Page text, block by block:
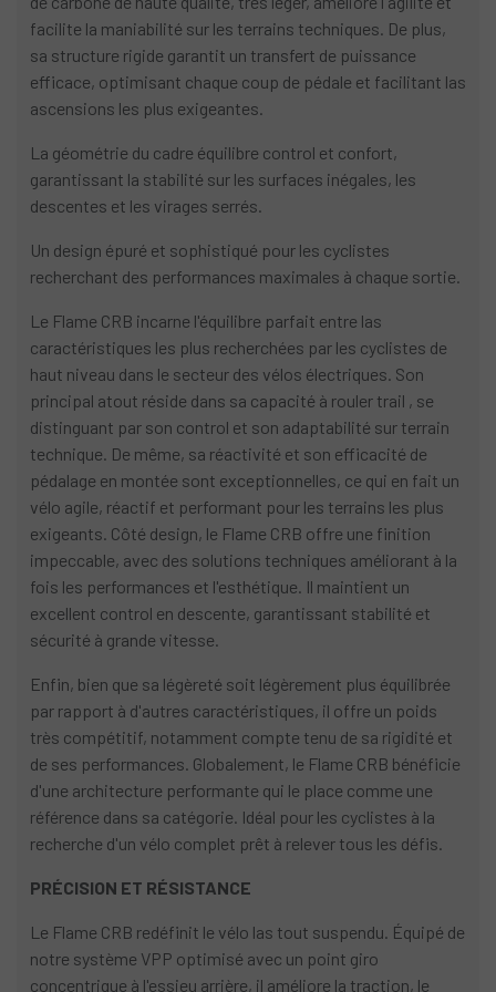
facilite la maniabilité sur les terrains techniques. De plus,
sa structure rigide garantit un transfert de puissance
efficace, optimisant chaque coup de pédale et facilitant las
ascensions les plus exigeantes.
La géométrie du cadre équilibre control et confort,
garantissant la stabilité sur les surfaces inégales, les
descentes et les virages serrés.
Un design épuré et sophistiqué pour les cyclistes
recherchant des performances maximales à chaque sortie.
Le Flame CRB incarne l'équilibre parfait entre las
caractéristiques les plus recherchées par les cyclistes de
haut niveau dans le secteur des vélos électriques. Son
principal atout réside dans sa capacité à rouler trail , se
distinguant par son control et son adaptabilité sur terrain
technique. De même, sa réactivité et son efficacité de
pédalage en montée sont exceptionnelles, ce qui en fait un
vélo agile, réactif et performant pour les terrains les plus
exigeants. Côté design, le Flame CRB offre une finition
impeccable, avec des solutions techniques améliorant à la
fois les performances et l'esthétique. Il maintient un
excellent control en descente, garantissant stabilité et
sécurité à grande vitesse.
Enfin, bien que sa légèreté soit légèrement plus équilibrée
par rapport à d'autres caractéristiques, il offre un poids
très compétitif, notamment compte tenu de sa rigidité et
de ses performances. Globalement, le Flame CRB bénéficie
d'une architecture performante qui le place comme une
référence dans sa catégorie. Idéal pour les cyclistes à la
recherche d'un vélo complet prêt à relever tous les défis.
PRÉCISION ET RÉSISTANCE
Le Flame CRB redéfinit le vélo las tout suspendu. Équipé de
notre système VPP optimisé avec un point giro
concentrique à l'essieu arrière, il améliore la traction, le